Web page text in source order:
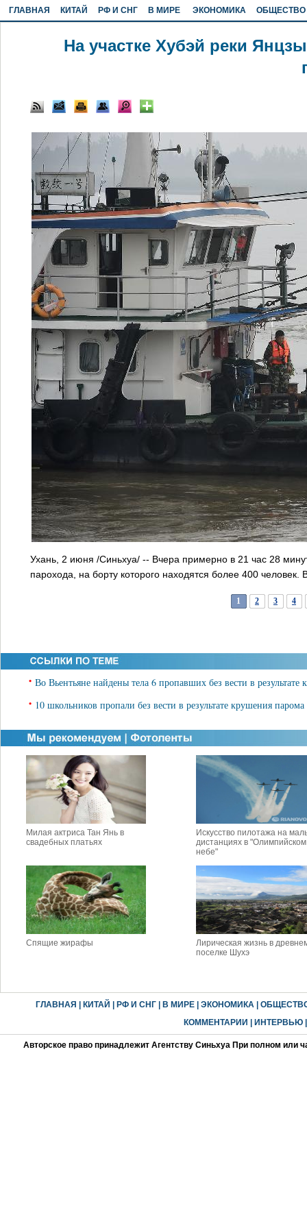
ГЛАВНАЯ КИТАЙ РФ И СНГ В МИРЕ ЭКОНОМИКА ОБЩЕСТВО
На участке Хубэй реки
Ухань, 2 июня /Синьхуа/ -- Вчера примерно в 21 час 28
парохода, на борту которого находятся более 400
1 2 3 4
• Во Вьентьяне найдены тела 6 пропавших без вести в
• 10 школьников пропали без вести в результате крушения
Милая актриса Тан Янь в
свадебных платьях
Искусство пилотажа на
дистанциях в "Олимпийском
небе"
Спящие жирафы
Лирическая жизнь в
поселке Шухэ
ГЛАВНАЯ КИТАЙ РФ И СНГ| В МИРЕ| ЭКОНОМИКА|
КОММЕНТАРИИ
ИНТЕРВЬЮ
Авторское право принадлежит Агентству Синьхуа При полном или